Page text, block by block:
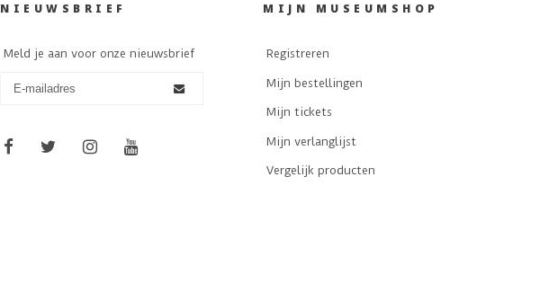
NIEUWSBRIEF
Meld je aan voor onze nieuwsbrief
MIJN MUSEUMSHOP
Registreren
Mijn bestellingen
Mijn tickets
Mijn verlanglijst
Vergelijk producten